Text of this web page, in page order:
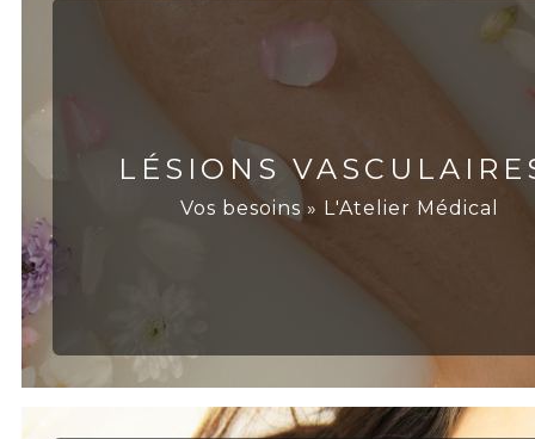
LÉSIONS
Vos besoins » L'Atelier Médical